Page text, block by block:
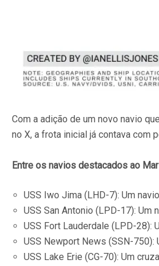
Com a adição de um novo navio
no X, a frota inicial já contava com
Entre os navios destacados ao
USS Iwo Jima (LHD-7): Um
USS San Antonio (LPD-17):
USS Fort Lauderdale (LPD-28):
USS Newport News (SSN-
USS Lake Erie (CG-70): Um